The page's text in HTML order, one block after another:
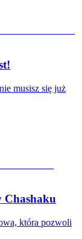
musisz się już
Chashaku
która pozwoli